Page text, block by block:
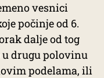
vesnici
počinje od 6.
dalje od tog
u drugu polovinu
podelama, ili